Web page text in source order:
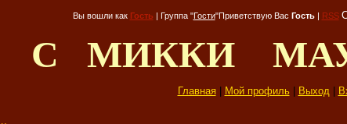
Вы вошли как Гость | Группа"Гости"Приветствую Вас Гость | RSS
С МИККИ
Главная| Мой профиль| Выход|